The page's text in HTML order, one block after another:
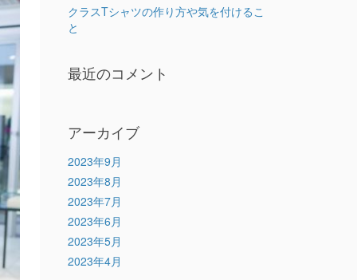
クラスTシャツの作り方や気を付けるこ
と
最近のコメント
アーカイブ
2023年9月
2023年8月
2023年7月
2023年6月
2023年5月
2023年4月